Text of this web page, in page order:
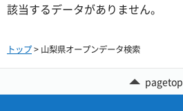
該当するデータがありません。
トップ> 山梨県オープンデータ検索
pagetop